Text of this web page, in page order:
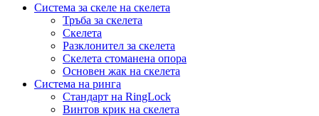
Система за скеле на скелета
Тръба за скелета
Скелета
Разклонител за скелета
Скелета стоманена опора
Основен жак на скелета
Система на ринга
Стандарт на RingLock
Винтов крик на скелета